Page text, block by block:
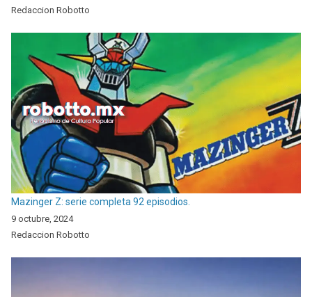
Redaccion Robotto
Mazinger Z: serie completa 92 episodios.
9 octubre, 2024
Redaccion Robotto